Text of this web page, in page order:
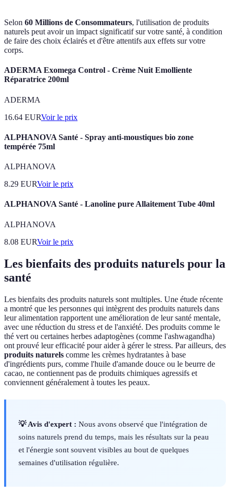
Selon 60 Millions de Consommateurs, l'utilisation de produits
naturels peut avoir un impact significatif sur votre santé, à condition
de faire des choix éclairés et d'être attentifs aux effets sur votre
corps.
ADERMA Exomega Control - Crème Nuit Emolliente
Réparatrice 200ml
ADERMA
16.64 EURVoir le prix
ALPHANOVA Santé - Spray anti-moustiques bio zone
tempérée 75ml
ALPHANOVA
8.29 EURVoir le prix
ALPHANOVA Santé - Lanoline pure Allaitement Tube 40ml
ALPHANOVA
8.08 EURVoir le prix
Les bienfaits des produits naturels pour la
santé
Les bienfaits des produits naturels sont multiples. Une étude récente
a montré que les personnes qui intègrent des produits naturels dans
leur alimentation rapportent une amélioration de leur santé mentale,
avec une réduction du stress et de l'anxiété. Des produits comme le
thé vert ou certaines herbes adaptogènes (comme l'ashwagandha)
ont prouvé leur efficacité pour aider à gérer le stress. Par ailleurs, des
produits naturels comme les crèmes hydratantes à base
d'ingrédients purs, comme l'huile d'amande douce ou le beurre de
cacao, ne contiennent pas de produits chimiques agressifs et
conviennent généralement à toutes les peaux.
💡 Avis d'expert : Nous avons observé que l'intégration de
soins naturels prend du temps, mais les résultats sur la peau
et l'énergie sont souvent visibles au bout de quelques
semaines d'utilisation régulière.